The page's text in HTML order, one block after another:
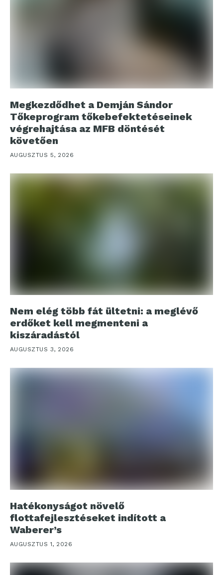
Megkezdődhet a Demján Sándor
Tőkeprogram tőkebefektetéseinek
végrehajtása az MFB döntését
követően
AUGUSZTUS 5, 2026
Nem elég több fát ültetni: a meglévő
erdőket kell megmenteni a
kiszáradástól
AUGUSZTUS 3, 2026
Hatékonyságot növelő
flottafejlesztéseket indított a
Waberer’s
AUGUSZTUS 1, 2026